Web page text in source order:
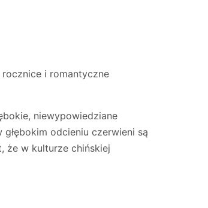
rocznice i romantyczne
niewypowiedziane
odcieniu czerwieni są
że w kulturze chińskiej